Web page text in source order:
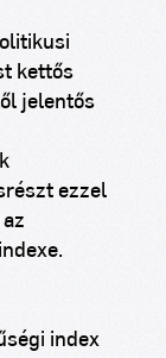
kettős
jelentős
ezzel
index